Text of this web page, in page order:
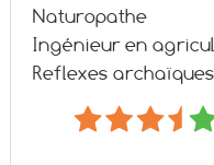
Naturopathe
Ingénieur en
Reflexes archaïques